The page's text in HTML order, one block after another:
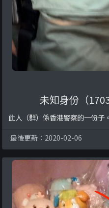
未知身份（
此人（群）係香港警察的一份子
最後更新：2020-02-06